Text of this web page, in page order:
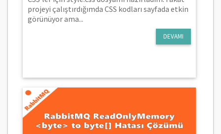
projeyi çalıştırdığımda CSS kodları sayfada etkin
görünüyor ama...
DEVAMI